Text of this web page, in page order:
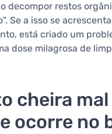
decompor restos
Se a isso se
está criado um
dose milagrosa de
cheira
ocorre no